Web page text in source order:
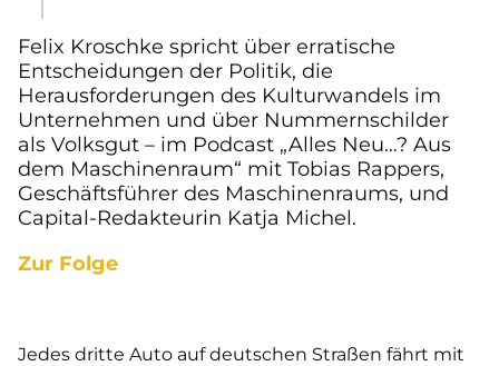
Felix Kroschke spricht über erratische
Entscheidungen der Politik, die
Herausforderungen des Kulturwandels im
Unternehmen und über Nummernschilder
als Volksgut – im Podcast „Alles Neu…? Aus
dem Maschinenraum“ mit Tobias Rappers,
Geschäftsführer des Maschinenraums, und
Capital-Redakteurin Katja Michel.
Zur Folge
Jedes dritte Auto auf deutschen Straßen fährt mit